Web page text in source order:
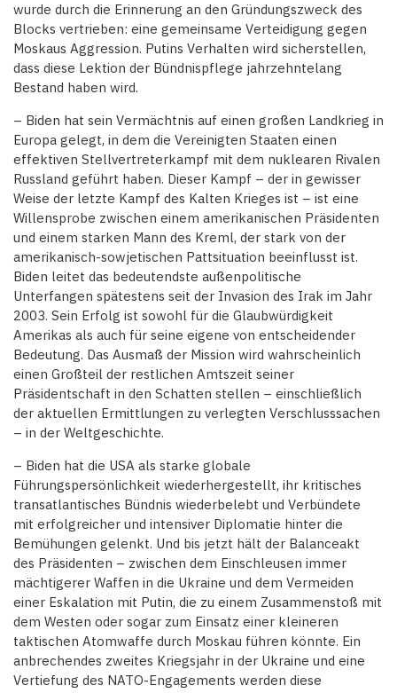
wurde durch die Erinnerung an den Gründungszweck des
Blocks vertrieben: eine gemeinsame Verteidigung gegen
Moskaus Aggression. Putins Verhalten wird sicherstellen,
dass diese Lektion der Bündnispflege jahrzehntelang
Bestand haben wird.
– Biden hat sein Vermächtnis auf einen großen Landkrieg in
Europa gelegt, in dem die Vereinigten Staaten einen
effektiven Stellvertreterkampf mit dem nuklearen Rivalen
Russland geführt haben. Dieser Kampf – der in gewisser
Weise der letzte Kampf des Kalten Krieges ist – ist eine
Willensprobe zwischen einem amerikanischen Präsidenten
und einem starken Mann des Kreml, der stark von der
amerikanisch-sowjetischen Pattsituation beeinflusst ist.
Biden leitet das bedeutendste außenpolitische
Unterfangen spätestens seit der Invasion des Irak im Jahr
2003. Sein Erfolg ist sowohl für die Glaubwürdigkeit
Amerikas als auch für seine eigene von entscheidender
Bedeutung. Das Ausmaß der Mission wird wahrscheinlich
einen Großteil der restlichen Amtszeit seiner
Präsidentschaft in den Schatten stellen – einschließlich
der aktuellen Ermittlungen zu verlegten Verschlusssachen
– in der Weltgeschichte.
– Biden hat die USA als starke globale
Führungspersönlichkeit wiederhergestellt, ihr kritisches
transatlantisches Bündnis wiederbelebt und Verbündete
mit erfolgreicher und intensiver Diplomatie hinter die
Bemühungen gelenkt. Und bis jetzt hält der Balanceakt
des Präsidenten – zwischen dem Einschleusen immer
mächtigerer Waffen in die Ukraine und dem Vermeiden
einer Eskalation mit Putin, die zu einem Zusammenstoß mit
dem Westen oder sogar zum Einsatz einer kleineren
taktischen Atomwaffe durch Moskau führen könnte. Ein
anbrechendes zweites Kriegsjahr in der Ukraine und eine
Vertiefung des NATO-Engagements werden diese